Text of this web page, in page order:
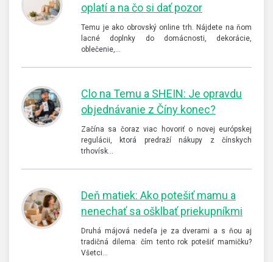
oplatí a na čo si dať pozor
Temu je ako obrovský online trh. Nájdete na ňom
lacné doplnky do domácnosti, dekorácie,
oblečenie,…
Clo na Temu a SHEIN: Je opravdu
objednávanie z Číny konec?
Začína sa čoraz viac hovoriť o novej európskej
regulácii, ktorá predraží nákupy z čínskych
trhovísk…
Deň matiek: Ako potešiť mamu a
nenechať sa ošklbať priekupníkmi
Druhá májová nedeľa je za dverami a s ňou aj
tradičná dilema: čím tento rok potešiť mamičku?
Všetci…